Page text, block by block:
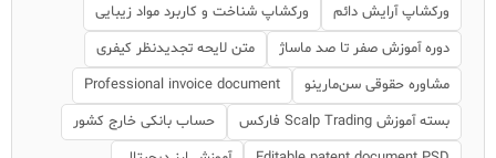
ورکشاپ آرایش دائم
ورکشاپ شناخت و کاربرد مواد زیبایی
دوره آموزش صفر تا صد ماساژ
متن لایحه تجدیدنظر کیفری
مشاوره حقوقی سن‌مارینو
Professional invoice document
بسته آموزش Scalp Trading فارکس
حساب بانکی خارج کشور